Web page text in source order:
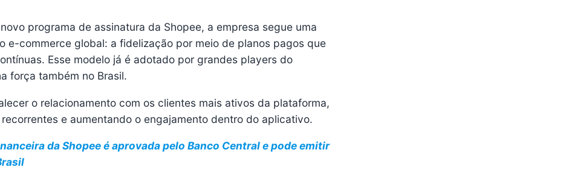
programa de assinatura da Shopee, a empresa segue uma
e-commerce global: a fidelização por meio de planos pagos que
Esse modelo já é adotado por grandes players do
força também no Brasil.
o relacionamento com os clientes mais ativos da plataforma,
e aumentando o engajamento dentro do aplicativo.
da Shopee é aprovada pelo Banco Central e pode emitir